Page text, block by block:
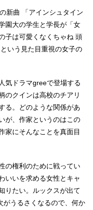
新曲 「アインシュタイン
園大の学生と学長が「女
子は可愛くなくちゃね 頭
いう見た目重視の女子の
気ドラマgreeで登場する
のクインは高校のチアリ
る。どのような関係があ
が、作家というのはこの
家にそんなことを真面目
の権利のために戦ってい
いいを求める女性とキャ
りたい。ルックスが出て
がうるさくなるので、何か